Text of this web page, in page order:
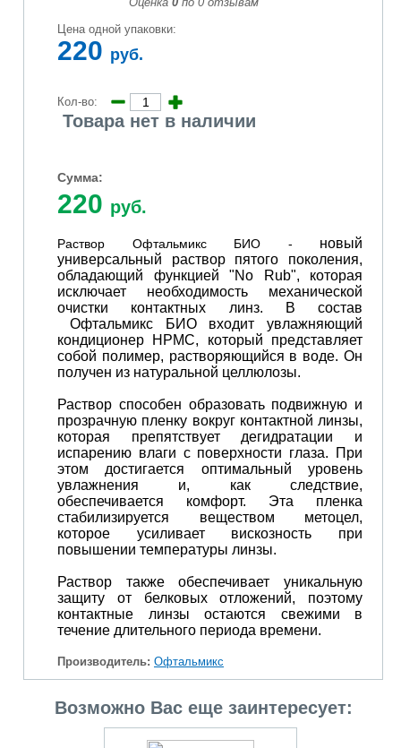
Цена одной упаковки:
220 руб.
Кол-во:
Товара нет в наличии
Сумма:
220 руб.
Раствор Офтальмикс БИО - новый
универсальный раствор пятого поколения,
обладающий функцией "No Rub", которая
исключает необходимость механической
очистки контактных линз. В состав
Офтальмикс БИО входит увлажняющий
кондиционер НРМС, который представляет
собой полимер, растворяющийся в воде. Он
получен из натуральной целлюлозы.
Раствор способен образовать подвижную и
прозрачную пленку вокруг контактной линзы,
которая препятствует дегидратации и
испарению влаги с поверхности глаза. При
этом достигается оптимальный уровень
увлажнения и, как следствие,
обеспечивается комфорт. Эта пленка
стабилизируется веществом метоцел,
которое усиливает вискозность при
повышении температуры линзы.
Раствор также обеспечивает уникальную
защиту от белковых отложений, поэтому
контактные линзы остаются свежими в
течение длительного периода времени.
Производитель: Офтальмикс
Возможно Вас еще заинтересует: